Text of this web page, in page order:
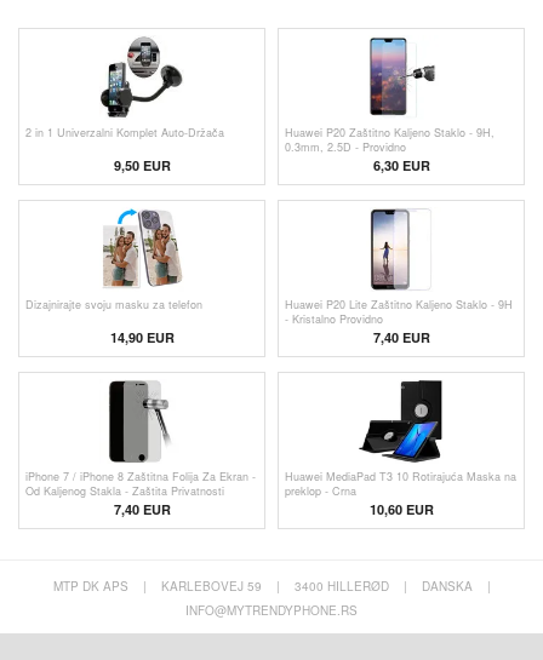
2 in 1 Univerzalni Komplet Auto-Držača
9,50 EUR
Huawei P20 Zaštitno Kaljeno Staklo - 9H,
0.3mm, 2.5D - Providno
6,30EUR
Dizajnirajte svoju masku za telefon
14,90 EUR
Huawei P20 Lite Zaštitno Kaljeno Staklo - 9H
- Kristalno Providno
7,40 EUR
iPhone 7 / iPhone 8 Zaštitna Folija Za Ekran -
Od Kaljenog Stakla - Zaštita Privatnosti
7,40 EUR
Huawei MediaPad T3 10 Rotirajuća Maska na
preklop - Crna
10,60 EUR
MTP DK APS | KARLEBOVEJ 59 | 3400 HILLERØD | DANSKA
|
INFO@MYTRENDYPHONE.RS